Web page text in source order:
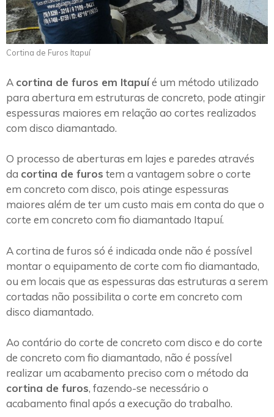
Cortina de Furos Itapuí
A cortina de furos em Itapuíé um método utilizado
para abertura em estruturas de concreto, pode atingir
espessuras maiores em relação ao cortes realizados
com disco diamantado.
O processo de aberturas em lajes e paredes através
da cortina de furos tem a vantagem sobre o corte
em concreto com disco, pois atinge espessuras
maiores além de ter um custo mais em conta do que o
corte em concreto com fio diamantado Itapuí.
A cortina de furos só é indicada onde não é possível
montar o equipamento de corte com fio diamantado,
ou em locais que as espessuras das estruturas a serem
cortadas não possibilita o corte em concreto com
disco diamantado.
Ao contário do corte de concreto com disco e do corte
de concreto com fio diamantado, não é possível
realizar um acabamento preciso com o método da
cortina de furos, fazendo-se necessário o
acabamento final após a execução do trabalho.